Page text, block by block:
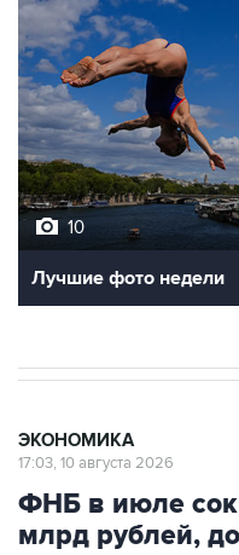
10
Лучшие фото недели
ЭКОНОМИКА
17:03, 10 августа 2026
ФНБ в июле
млрд рублей,